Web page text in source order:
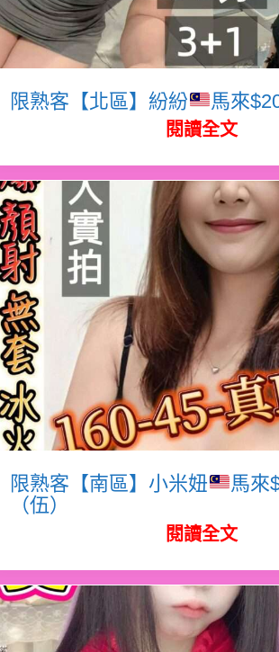
限熟客【北區】紛紛 馬來
閱讀全文
限熟客【南區】小米妞
馬來
（伍）
閱讀全文